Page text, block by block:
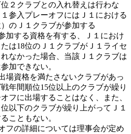
２クラブとの入れ替えは行わな
参入プレーオフにはＪ１における
のＪ１クラブが参加する
加する資格を有する、Ｊ１におけ
は18位のＪ１クラブがＪ１ライセ
なかった場合、当該Ｊ１クラブは
加できない。
場資格を満たさないクラブがあっ
年間順位15位以上のクラブが繰り
フに出場することはなく、また、
以下のクラブが繰り上がってＪ１
こともない。
フの詳細については理事会が定め